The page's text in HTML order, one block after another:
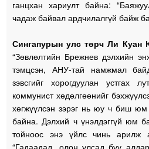
ганцхан хариулт байна:
чадаж байвал ардчилалгүй байж
Сингапурын улс төрч Ли Куан
“Зөвлөлтийн Брежнев дэлхийн
тэмцсэн, АНУ-тай намжмал
зэвсгийг хорогдуулан устгах
коммунист хөдөлгөөнийг
хөгжүүлсэн зэрэг нь юу ч биш
байна. Дэлхий ч үнэлдэггүй юм
тойноос энэ үйлс чинь арилж
“Гадаадад, олон улсад бүү